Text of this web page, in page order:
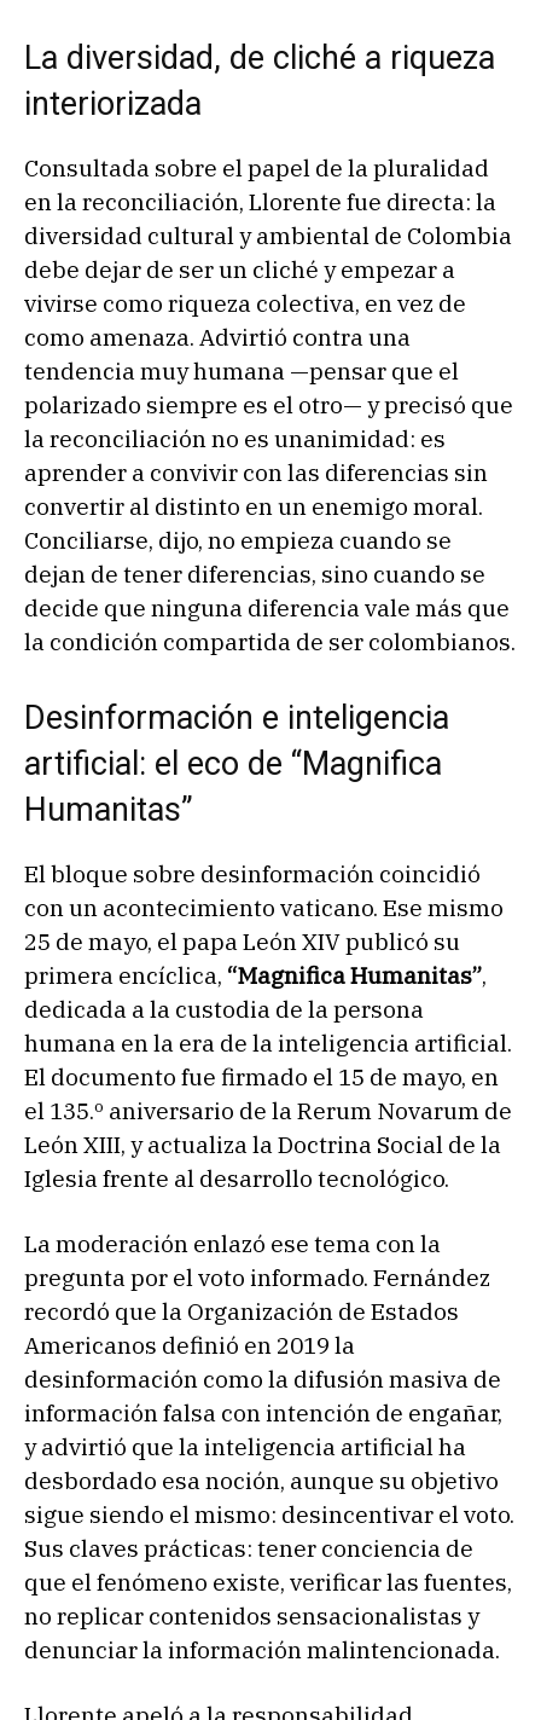
La diversidad, de cliché a riqueza
interiorizada
Consultada sobre el papel de la pluralidad
en la reconciliación, Llorente fue directa: la
diversidad cultural y ambiental de Colombia
debe dejar de ser un cliché y empezar a
vivirse como riqueza colectiva, en vez de
como amenaza. Advirtió contra una
tendencia muy humana —pensar que el
polarizado siempre es el otro— y precisó que
la reconciliación no es unanimidad: es
aprender a convivir con las diferencias sin
convertir al distinto en un enemigo moral.
Conciliarse, dijo, no empieza cuando se
dejan de tener diferencias, sino cuando se
decide que ninguna diferencia vale más que
la condición compartida de ser colombianos.
Desinformación e inteligencia
artificial: el eco de “Magnifica
Humanitas”
El bloque sobre desinformación coincidió
con un acontecimiento vaticano. Ese mismo
25 de mayo, el papa León XIV publicó su
primera encíclica, “Magnifica Humanitas”,
dedicada a la custodia de la persona
humana en la era de la inteligencia artificial.
El documento fue firmado el 15 de mayo, en
el 135.º aniversario de la Rerum Novarum de
León XIII, y actualiza la Doctrina Social de la
Iglesia frente al desarrollo tecnológico.
La moderación enlazó ese tema con la
pregunta por el voto informado. Fernández
recordó que la Organización de Estados
Americanos definió en 2019 la
desinformación como la difusión masiva de
información falsa con intención de engañar,
y advirtió que la inteligencia artificial ha
desbordado esa noción, aunque su objetivo
sigue siendo el mismo: desincentivar el voto.
Sus claves prácticas: tener conciencia de
que el fenómeno existe, verificar las fuentes,
no replicar contenidos sensacionalistas y
denunciar la información malintencionada.